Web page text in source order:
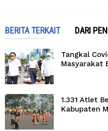
BERITA TERKAIT DARI
Tangkal
Masyarakat
1.331 Atlet
Kabupaten